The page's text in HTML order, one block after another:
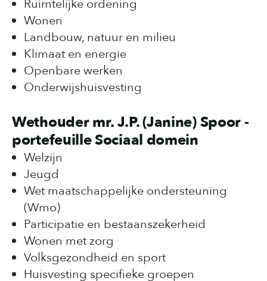
Ruimtelijke ordening
Wonen
Landbouw, natuur en milieu
Klimaat en energie
Openbare werken
Onderwijshuisvesting
Wethouder mr. J.P. (Janine) Spoor -
portefeuille Sociaal domein
Welzijn
Jeugd
Wet maatschappelijke ondersteuning
(Wmo)
Participatie en bestaanszekerheid
Wonen met zorg
Volksgezondheid en sport
Huisvesting specifieke groepen